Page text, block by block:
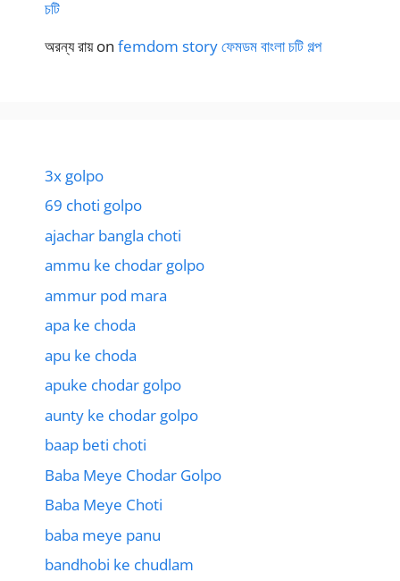
চটি
অরন্য রায়on femdom story ফেমডম বাংলা চটি গল্প
3x golpo
69 choti golpo
ajachar bangla choti
ammu ke chodar golpo
ammur pod mara
apa ke choda
apu ke choda
apuke chodar golpo
aunty ke chodar golpo
baap beti choti
Baba Meye Chodar Golpo
Baba Meye Choti
baba meye panu
bandhobi ke chudlam